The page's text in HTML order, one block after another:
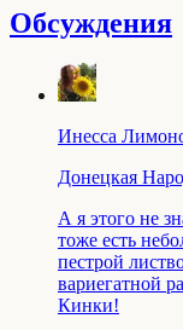
Обсуждения
Инесса
Донецкая
А я этого не
тоже есть
пестрой
вариегатной
Кинки!